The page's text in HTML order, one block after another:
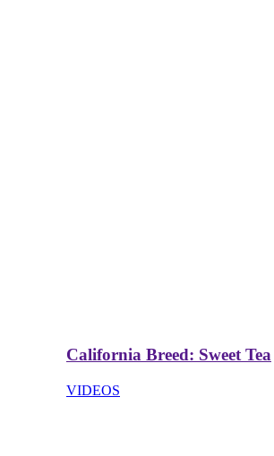
California Breed: Sweet Tea
VIDEOS